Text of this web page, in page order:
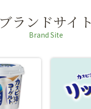
ブランドサイト
Brand Site